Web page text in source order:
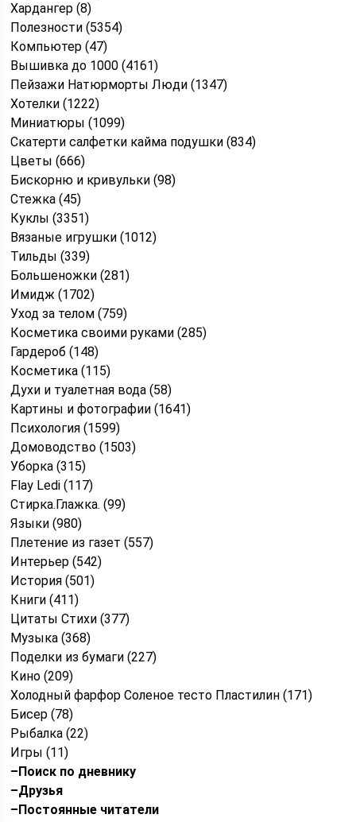
Хардангер (8)
Полезности (5354)
Компьютер (47)
Вышивка до 1000 (4161)
Пейзажи Натюрморты Люди (1347)
Хотелки (1222)
Миниатюры (1099)
Скатерти салфетки кайма подушки (834)
Цветы (666)
Бискорню и кривульки (98)
Стежка (45)
Куклы (3351)
Вязаные игрушки (1012)
Тильды (339)
Большеножки (281)
Имидж (1702)
Уход за телом (759)
Косметика своими руками (285)
Гардероб (148)
Косметика (115)
Духи и туалетная вода (58)
Картины и фотографии (1641)
Психология (1599)
Домоводство (1503)
Уборка (315)
Flay Ledi (117)
Стирка.Глажка. (99)
Языки (980)
Плетение из газет (557)
Интерьер (542)
История (501)
Книги (411)
Цитаты Стихи (377)
Музыка (368)
Поделки из бумаги (227)
Кино (209)
Холодный фарфор Соленое тесто Пластилин (171)
Бисер (78)
Рыбалка (22)
Игры (11)
–Поиск по дневнику
–Друзья
–Постоянные читатели